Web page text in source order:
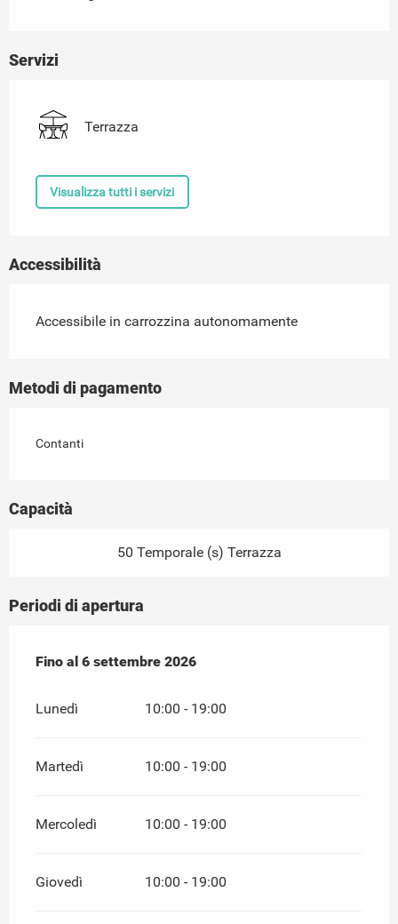
Servizi
Terrazza
Visualizza tutti i servizi
Accessibilità
Accessibile in carrozzina autonomamente
Metodi di pagamento
Contanti
Capacità
50 Temporale (s) Terrazza
Periodi di apertura
Dal27 giugno 2026 al6 settembre 2026
Fino al 6 settembre 2026
Lunedì 10:00 - 19:00
Martedì 10:00 - 19:00
Mercoledì 10:00 - 19:00
Giovedì 10:00 - 19:00